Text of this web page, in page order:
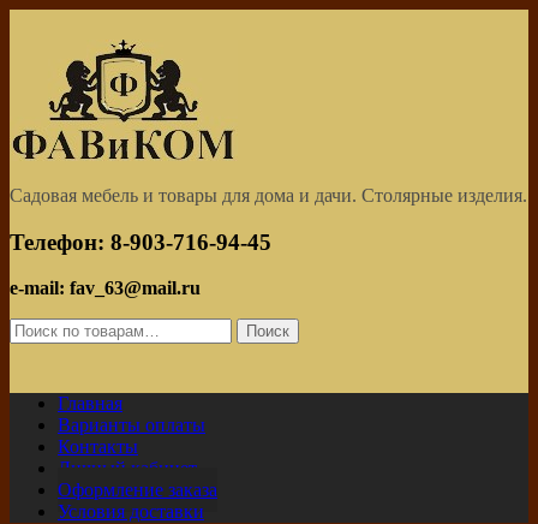
Садовая мебель и товары для дома и дачи. Столярные изделия.
Телефон: 8-903-716-94-45
e-mail: fav_63@mail.ru
Искать:
Поиск
Главная
Варианты оплаты
Контакты
Личный кабинет
Оформление заказа
Условия доставки